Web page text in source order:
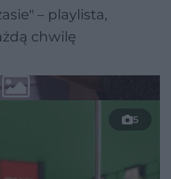
– playlista,
chwilę
5